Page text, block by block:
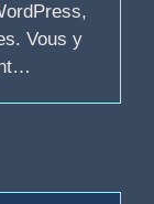
Vous y